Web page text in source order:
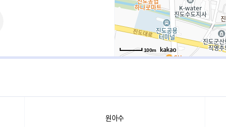
100m
원아수